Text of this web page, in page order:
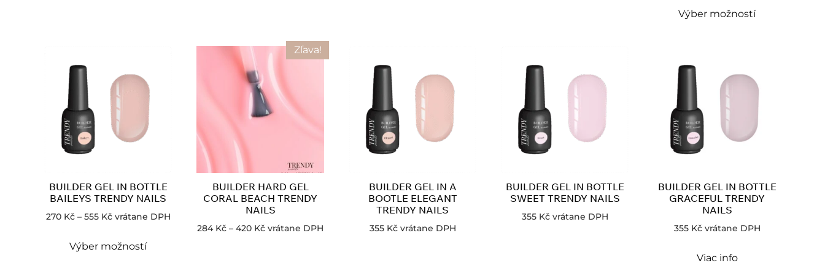
Výber možností
BUILDER GEL IN BOTTLE
BAILEYS TRENDY NAILS
270 Kč – 555 Kč vrátane DPH
Výber možností
Zľava!
BUILDER HARD GEL
CORAL BEACH TRENDY
NAILS
284 Kč – 420 Kč vrátane DPH
BUILDER GEL IN A
BOOTLE ELEGANT
TRENDY NAILS
355 Kč vrátane DPH
BUILDER GEL IN BOTTLE
SWEET TRENDY NAILS
355 Kč vrátane DPH
BUILDER GEL IN BOTTLE
GRACEFUL TRENDY
NAILS
355 Kč vrátane DPH
Viac info